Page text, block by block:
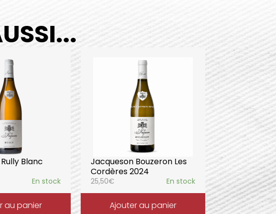
Blanc
En stock
au panier
Jacqueson Bouzeron Les
Cordères 2024
25,50€ En stock
Ajouter au panier